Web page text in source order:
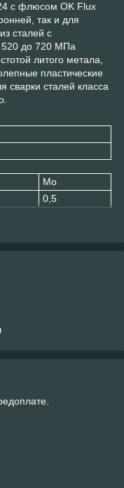
с флюсом OK Flux
так и для
сталей с
520 до 720 МПа
литого метала,
пластические
сварки сталей класса
Mo
0,5